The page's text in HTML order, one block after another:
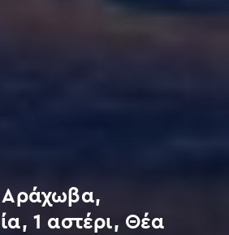
Αράχωβα,
1 αστέρι, Θέα